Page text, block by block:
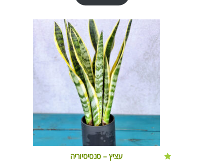
עציץ – סנסיסיוריה